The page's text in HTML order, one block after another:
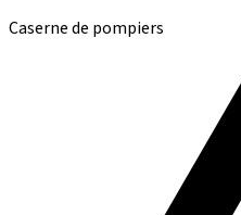
Caserne de pompiers